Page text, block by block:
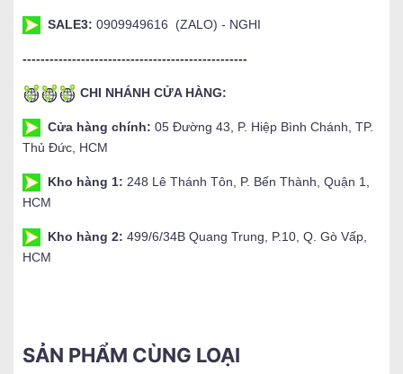
SALE3: 0909949616 (ZALO) - NGHI
--------------------------------------------------
CHI NHÁNH CỬA HÀNG:
Cửa hàng chính: 05 Đường 43, P. Hiệp Bình Chánh, TP.
Thủ Đức, HCM
Kho hàng 1: 248 Lê Thánh Tôn, P. Bến Thành, Quận 1,
HCM
Kho hàng 2: 499/6/34B Quang Trung, P.10, Q. Gò Vấp,
HCM
SẢN PHẨM CÙNG LOẠI